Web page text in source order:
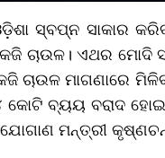
ସ୍ବପ୍ନ ସାକାର
ଚାଉଳ। ଏଥର ମୋଦି
ଚାଉଳ ମାଗଣାରେ
କୋଟି ବ୍ୟୟ ବରାଦ
ମନ୍ତ୍ରୀ